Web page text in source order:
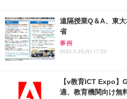
遠隔授業Q＆A、東
省
事例
2020.5.25(月) 17:20
【v教育ICT Expo】
適、教育機関向け無